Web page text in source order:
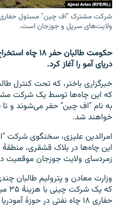
صفحه پشتو
Azadi English
به ما بپیوندید
همۀ سایت‌های رادیو آزادی/
شرکت مشترک "اف چین" مسئول حفاری
ولایت‌های سرپل و جوزجان است.
حکومت طالبان
دریای آمو را آغاز کرد.
خبرگزاری باختر، که تحت کنترل
که این چاه‌ها توسط یک شرکت
به نام "اف چین" حفر می‌شوند و تا
خواهند شد.
امرالدین علیزی، سخنگوی
این چاه‌ها در بلاک قشقری، منطقۀ
زمردسای ولایت جوزجان موقعیت
وزارت معادن و پترولیم طالبان
که
حفاری ۱۸ چاه نفتی در حوزۀ آمودریا است.